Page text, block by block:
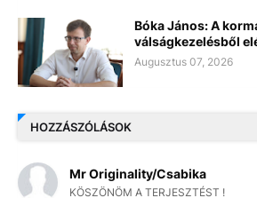
Bóka János: A
válságkezelésből
Augusztus 07, 2026
HOZZÁSZÓLÁSOK
Mr Originality/Csabika
KÖSZÖNÖM A TERJESZTÉST !